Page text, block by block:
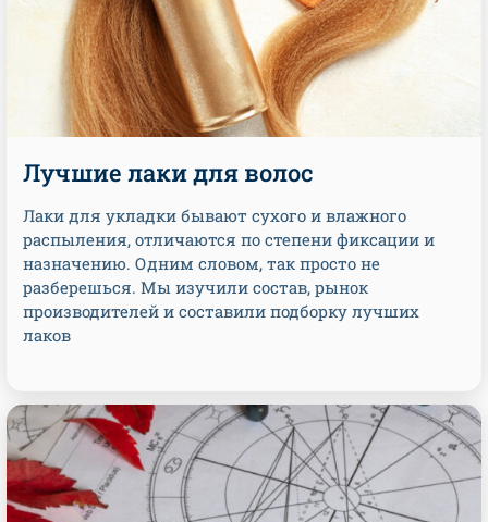
Лучшие лаки для волос
Лаки для укладки бывают сухого и влажного
распыления, отличаются по степени фиксации и
назначению. Одним словом, так просто не
разберешься. Мы изучили состав, рынок
производителей и составили подборку лучших
лаков